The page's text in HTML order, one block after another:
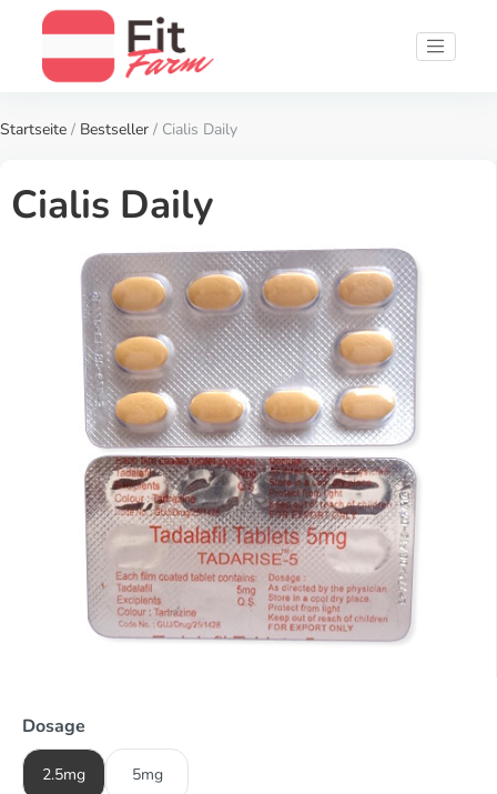
Startseite / Bestseller / Cialis Daily
Cialis Daily
Dosage
2.5mg 5mg